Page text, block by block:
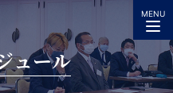
MENU
ュール